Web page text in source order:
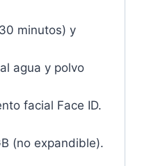
minutos) y
agua y polvo
facial Face ID.
(no expandible).